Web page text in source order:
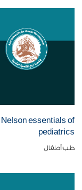
Nelson essentials of
pediatrics
طب أطفال